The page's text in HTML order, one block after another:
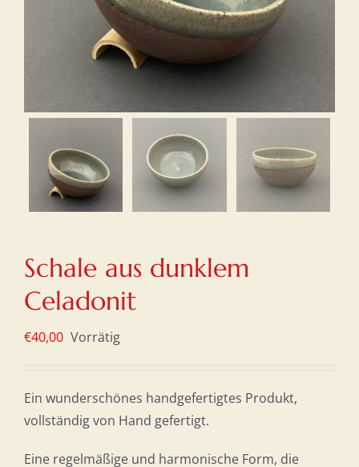
Schale aus dunklem
Celadonit
€40,00 Vorrätig
Ein wunderschönes handgefertigtes Produkt,
vollständig von Hand gefertigt.
Eine regelmäßige und harmonische Form, die